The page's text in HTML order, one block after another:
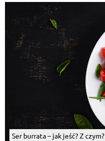
Ser burrata – jak jeść? Z czym?